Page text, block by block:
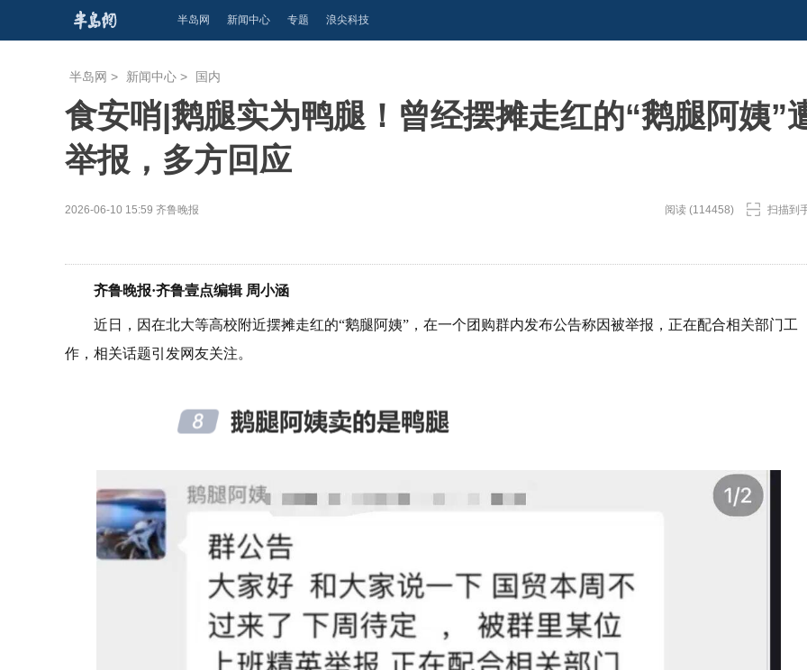
半岛网 新闻中心 专题 浪尖科技
半岛网 > 新闻中心 > 国内
食安哨|鹅腿实为鸭腿！曾经摆摊走红的“鹅腿阿姨”
举报，多方回应
2026-06-10 15:59 齐鲁晚报 阅读 (114458) 扫描到
齐鲁晚报·齐鲁壹点编辑 周小涵
近日，因在北大等高校附近摆摊走红的“鹅腿阿姨”，在一个团购群内发布公告称因被举报，正在配合相关部门工
作，相关话题引发网友关注。